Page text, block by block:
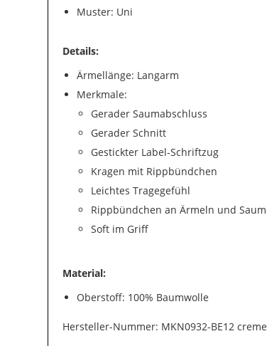
Muster: Uni
Details:
Ärmellänge: Langarm
Merkmale:
Gerader Saumabschluss
Gerader Schnitt
Gestickter Label-Schriftzug
Kragen mit Rippbündchen
Leichtes Tragegefühl
Rippbündchen an Ärmeln und Saum
Soft im Griff
Material:
Oberstoff: 100% Baumwolle
Hersteller-Nummer: MKN0932-BE12 creme